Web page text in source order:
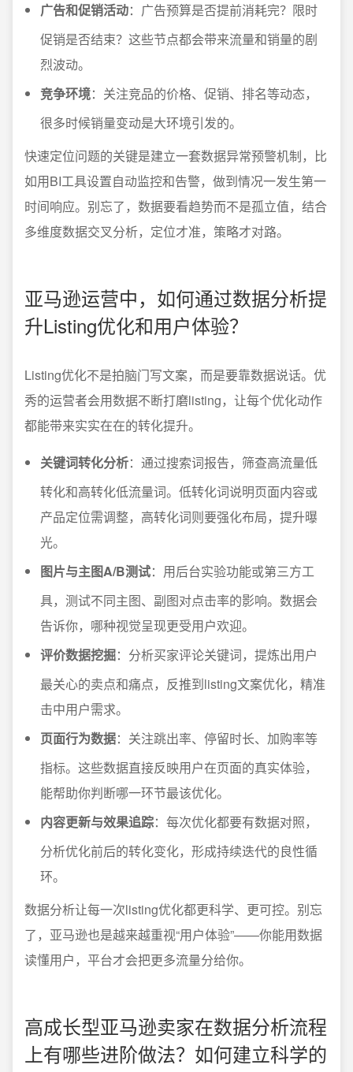
广告和促销活动：广告预算是否提前消耗完？限时
促销是否结束？这些节点都会带来流量和销量的剧
烈波动。
竞争环境：关注竞品的价格、促销、排名等动态，
很多时候销量变动是大环境引发的。
快速定位问题的关键是建立一套数据异常预警机制，比
如用BI工具设置自动监控和告警，做到情况一发生第一
时间响应。别忘了，数据要看趋势而不是孤立值，结合
多维度数据交叉分析，定位才准，策略才对路。
亚马逊运营中，如何通过数据分析提
升Listing优化和用户体验？
Listing优化不是拍脑门写文案，而是要靠数据说话。优
秀的运营者会用数据不断打磨listing，让每个优化动作
都能带来实实在在的转化提升。
关键词转化分析：通过搜索词报告，筛查高流量低
转化和高转化低流量词。低转化词说明页面内容或
产品定位需调整，高转化词则要强化布局，提升曝
光。
图片与主图A/B测试：用后台实验功能或第三方工
具，测试不同主图、副图对点击率的影响。数据会
告诉你，哪种视觉呈现更受用户欢迎。
评价数据挖掘：分析买家评论关键词，提炼出用户
最关心的卖点和痛点，反推到listing文案优化，精准
击中用户需求。
页面行为数据：关注跳出率、停留时长、加购率等
指标。这些数据直接反映用户在页面的真实体验，
能帮助你判断哪一环节最该优化。
内容更新与效果追踪：每次优化都要有数据对照，
分析优化前后的转化变化，形成持续迭代的良性循
环。
数据分析让每一次listing优化都更科学、更可控。别忘
了，亚马逊也是越来越重视“用户体验”——你能用数据
读懂用户，平台才会把更多流量分给你。
高成长型亚马逊卖家在数据分析流程
上有哪些进阶做法？如何建立科学的